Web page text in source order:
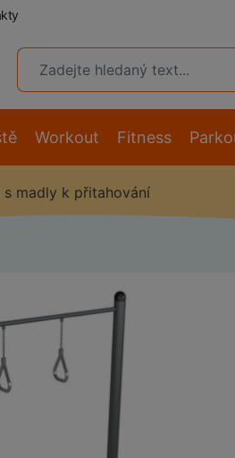
Workout Fitness
s madly k přitahování